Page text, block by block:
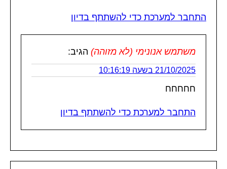
התחבר למערכת כדי להשתתף בדיון
משתמש אנונימי (לא מזוהה) הגיב:
21/10/2025 בשעה 10:16:19
חחחחח
התחבר למערכת כדי להשתתף בדיון